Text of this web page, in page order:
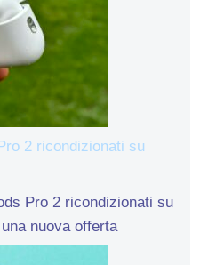
2 ricondizionati su
Pro 2 ricondizionati su
nuova offerta